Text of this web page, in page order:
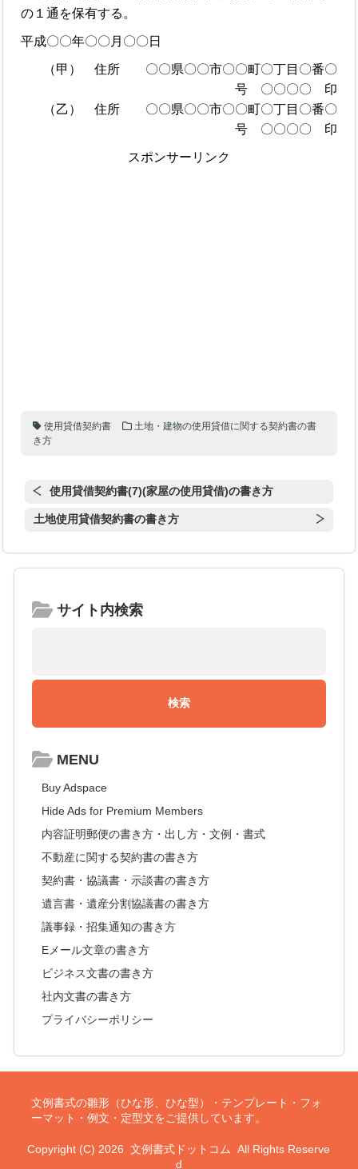
の１通を保有する。
平成〇〇年〇〇月〇〇日
（甲） 住所 〇〇県〇〇市〇〇町〇丁目〇番〇
号 〇〇〇〇 印
（乙） 住所 〇〇県〇〇市〇〇町〇丁目〇番〇
号 〇〇〇〇 印
スポンサーリンク
使用貸借契約書
土地・建物の使用貸借に関する契約書の書
き方
使用貸借契約書(7)(家屋の使用貸借)の書き方
土地使用貸借契約書の書き方
サイト内検索
MENU
Buy Adspace
Hide Ads for Premium Members
内容証明郵便の書き方・出し方・文例・書式
不動産に関する契約書の書き方
契約書・協議書・示談書の書き方
遺言書・遺産分割協議書の書き方
議事録・招集通知の書き方
Eメール文章の書き方
ビジネス文書の書き方
社内文書の書き方
プライバシーポリシー
文例書式の雛形（ひな形、ひな型）・テンプレート・フォ
ーマット・例文・定型文をご提供しています。
Copyright (C) 2026文例書式ドットコム
All Rights Reserve
d